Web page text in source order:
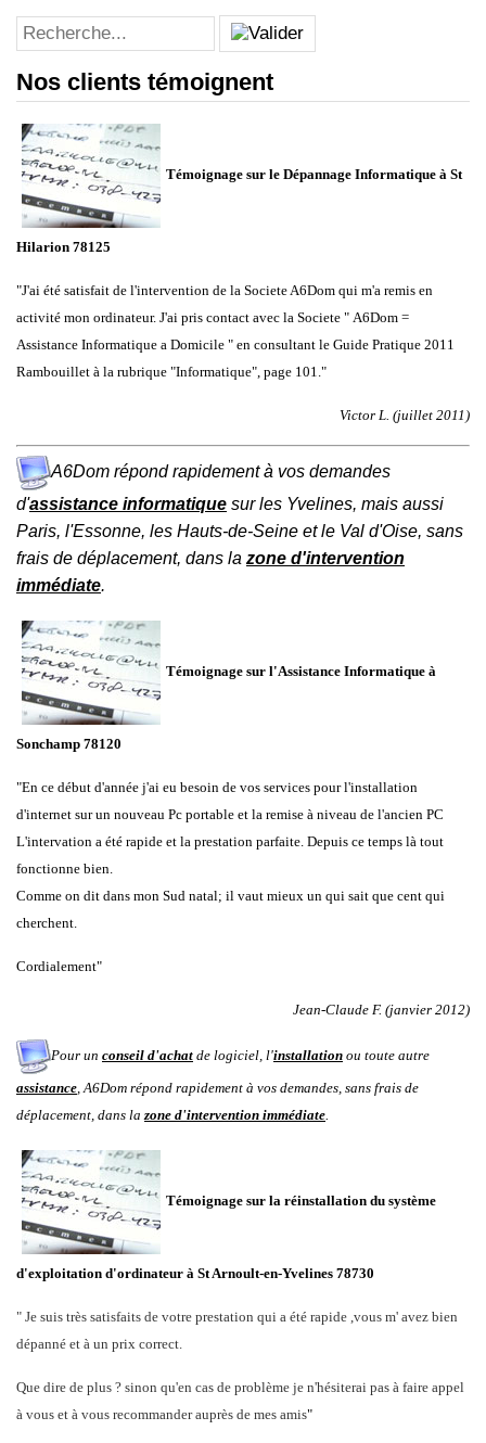
Nos clients témoignent
Témoignage sur le Dépannage Informatique à St
Hilarion 78125
"J'ai été satisfait de l'intervention de la Societe A6Dom qui m'a remis en
activité mon ordinateur. J'ai pris contact avec la Societe " A6Dom =
Assistance Informatique a Domicile " en consultant le Guide Pratique 2011
Rambouillet à la rubrique "Informatique", page 101."
Victor L. (juillet 2011)
A6Dom répond rapidement à vos demandes
d'assistance informatique sur les Yvelines, mais aussi
Paris, l'Essonne, les Hauts-de-Seine et le Val d'Oise, sans
frais de déplacement, dans la zone d'intervention
immédiate.
Témoignage sur l'Assistance Informatique à
Sonchamp 78120
"En ce début d'année j'ai eu besoin de vos services pour l'installation
d'internet sur un nouveau Pc portable et la remise à niveau de l'ancien PC
L'intervation a été rapide et la prestation parfaite. Depuis ce temps là tout
fonctionne bien.
Comme on dit dans mon Sud natal; il vaut mieux un qui sait que cent qui
cherchent.
Cordialement"
Jean-Claude F. (janvier 2012)
Pour un conseil d'achat de logiciel, l'installation ou toute autre
assistance, A6Dom répond rapidement à vos demandes, sans frais de
déplacement, dans lazone d'intervention immédiate.
Témoignage sur la réinstallation du système
d'exploitation d'ordinateur à St Arnoult-en-Yvelines 78730
" Je suis très satisfaits de votre prestation qui a été rapide ,vous m' avez bien
dépanné et à un prix correct.
Que dire de plus ? sinon qu'en cas de problème je n'hésiterai pas à faire appel
à vous et à vous recommander auprès de mes amis"